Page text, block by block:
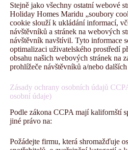
Stejně jako všechny ostatní webové
Holiday Homes Maridu „soubory
cookie slouží k ukládání informací,
návštěvníků a stránek na webových
návštěvník navštívil. Tyto informace
optimalizaci uživatelského prostředí
obsahu našich webových stránek na
prohlížeče návštěvníků a/nebo
Zásady ochrany osobních údajů
osobní údaje)
Podle zákona CCPA mají kalifornští
jiné právo na:
Požádejte firmu, která shromažďuje